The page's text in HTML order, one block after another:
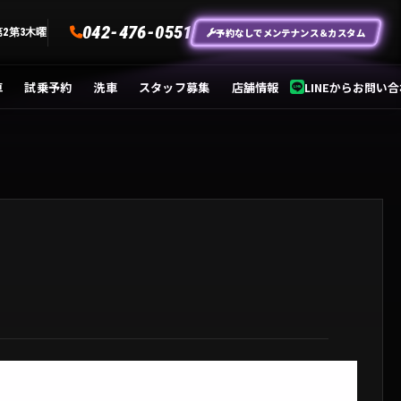
第3木曜 042-476-0551 予約なしでメンテナンス＆カスタム
試乗予約 洗車 スタッフ募集 店舗情報 LINEからお問い